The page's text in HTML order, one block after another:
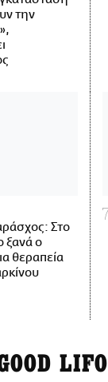
την
Στο
ξανά ο
θεραπεία
LIFO